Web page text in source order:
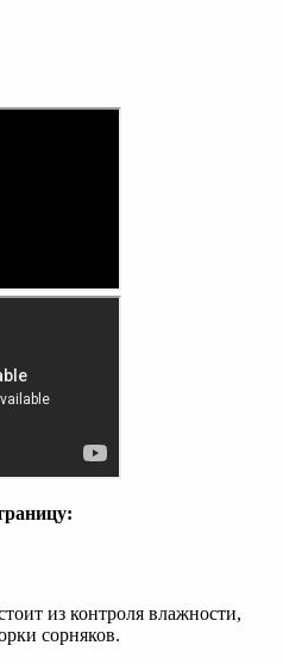
из контроля влажности,
сорняков.